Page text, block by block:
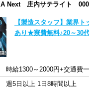
Next 庄内サテライト
【製造スタッフ】業界
あり★寮費無料♪20～30
時給1300～2000円+交通費
週5日以上 1日8時間以上